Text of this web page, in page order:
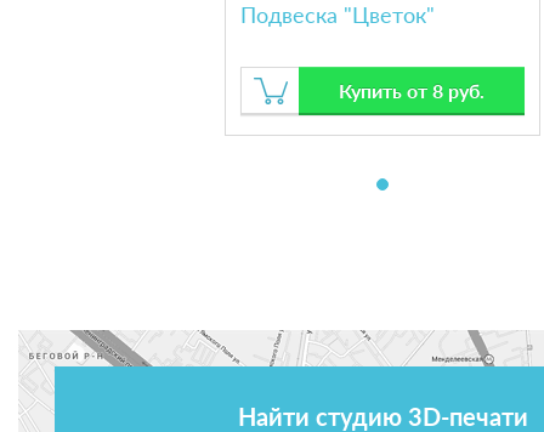
Подвеска "Цветок"
Купить от 8 руб.
Найти студию 3D-печати